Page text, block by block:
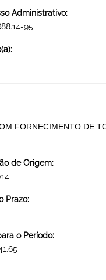
Administrativo:
95
FORNECIMENTO DE
de Origem:
Prazo:
o Período: